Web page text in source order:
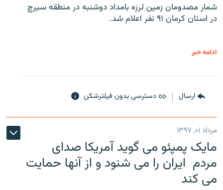
شمار مصدومان زمین لرزه بامداد دوشنبه در منطقه سیرچ
در استان کرمان ۹۱ نفر اعلام شد.
ادامه خبر
ارسال دسترسی بدون فیلترشکن
مرداد ۰۱, ۱۳۹۷
مایک پمپئو می گوید آمریکا صدای
مردم ایران را می شنود و از آنها حمایت
می کند